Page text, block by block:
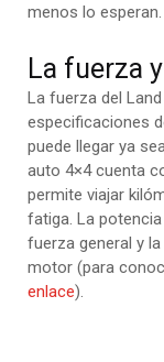
menos lo esperan.
La fuerza
La fuerza del
especificaciones
puede llegar ya
auto 4×4 cuenta
permite viajar
fatiga. La
fuerza general y
motor (para
enlace).